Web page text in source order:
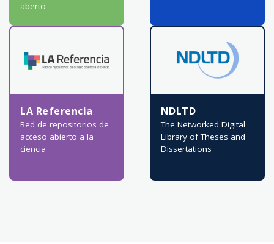
aberto
LA Referencia
Red de repositorios de
acceso abierto a la
ciencia
NDLTD
The Networked Digital
Library of Theses and
Dissertations